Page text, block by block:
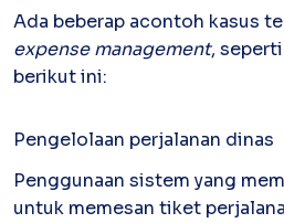
Software Akuntansi
Pencatatan Laporan
Ada beberap acontoh kasus
expense management,
berikut ini:
Pengelolaan perjalanan dinas
Penggunaan sistem yang
untuk memesan tiket